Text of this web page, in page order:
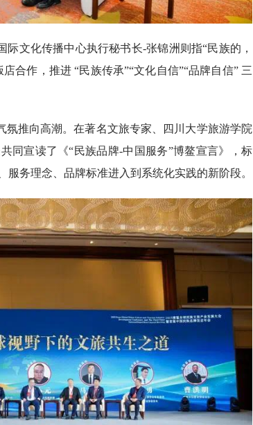
文化传播中心执行秘书长-张锦洲则指“民族的，
合作，推进 “民族传承”“文化自信”“品牌自信” 三
氛推向高潮。在著名文旅专家、四川大学旅游学院
同宣读了《“民族品牌-中国服务”博鳌宣言》，标
务理念、品牌标准进入到系统化实践的新阶段。